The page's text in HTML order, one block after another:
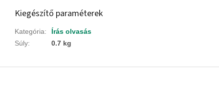
Kiegészítő paraméterek
Kategória:
Írás olvasás
Súly: 0.7 kg
L